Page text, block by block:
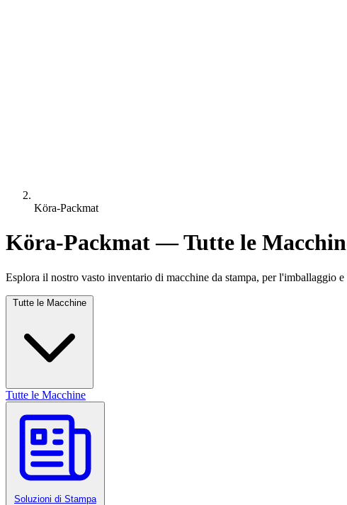
Köra-Packmat
Köra-Packmat — Tutte le
Esplora il nostro vasto inventario di macchine da stampa, per
Tutte le Macchine
Tutte le Macchine
Soluzioni di Stampa